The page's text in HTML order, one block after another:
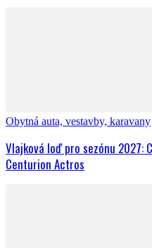
Obytná auta, vestavby, karavany
Vlajková loď pro sezónu 2027:
Centurion Actros